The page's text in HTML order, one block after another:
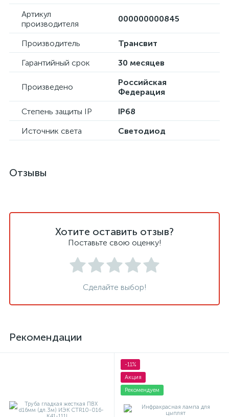
Артикул
производителя
000000000845
Производитель
Трансвит
Гарантийный срок
30 месяцев
Произведено
Российская
Федерация
Степень защиты IP
IP68
Источник света
Светодиод
Отзывы
Хотите оставить отзыв?
Поставьте свою оценку!
Сделайте выбор!
Рекомендации
-11%
Акция
Рекомендуем